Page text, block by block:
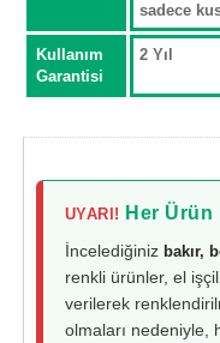
sadece
Kullanım
Garantisi
2 Yıl
UYARI! Her
İncelediğiniz bakır,
renkli ürünler, el
verilerek
olmaları nedeniyle,